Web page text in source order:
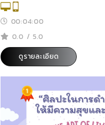
00:04:00
0.0 / 5.0
ดูรายละเอียด